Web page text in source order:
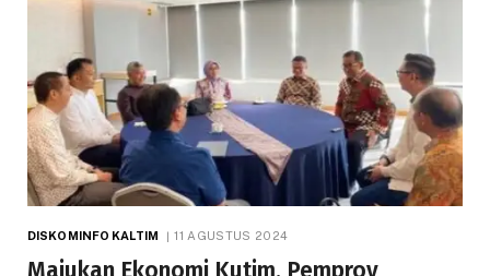
DISKOMINFO KALTIM 11 AGUSTUS 2024